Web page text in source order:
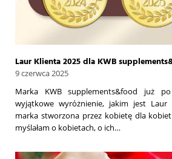
Laur Klienta 2025 dla KWB
9 czerwca 2025
Marka KWB supplements&food już
wyjątkowe wyróżnienie, jakim jest
marka stworzona przez kobietę dla
myślałam o kobietach, o ich…